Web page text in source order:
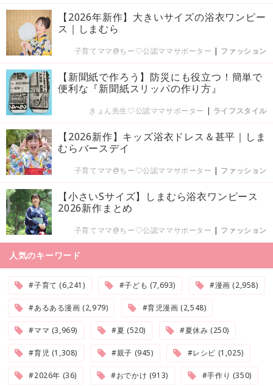
【2026年新作】大きいサイズの浴衣ワンピー
ス｜しまむら
子育てママ@ちー♡公認ママサポーター | ファッション
【新聞紙で作ろう】防災にも役立つ！簡単で
便利な『新聞紙スリッパの作り方』
きょん先生♡公認ママサポーター | ライフスタイル
【2026新作】キッズ浴衣ドレス＆甚平｜しま
むらバースデイ
子育てママ@ちー♡公認ママサポーター | ファッション
【小さいSサイズ】しまむら浴衣ワンピース
2026新作まとめ
子育てママ@ちー♡公認ママサポーター | ファッション
人気のキーワード
#子育て (6,241) #子ども (7,693) #漫画 (2,958)
#あるある漫画 (2,979) #育児漫画 (2,548)
#ママ (3,969) #夏 (520) #夏休み (250)
#育児 (1,308) #親子 (945) #レシピ (1,025)
#2026年 (36) #おでかけ (913) #手作り (350)